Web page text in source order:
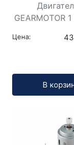
GEARMOTOR
Цена:
В